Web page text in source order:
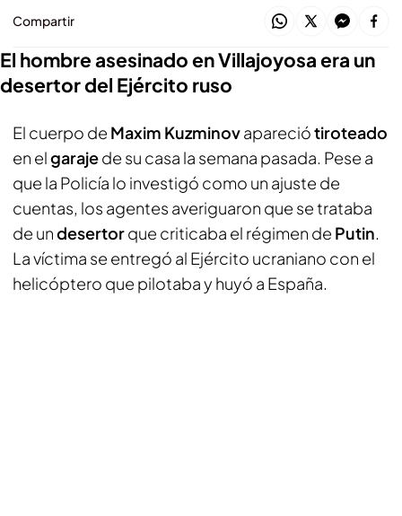
Compartir
El hombre asesinado en Villajoyosa era un
desertor del Ejército ruso
El cuerpo de Maxim Kuzminovapareciótiroteado
en elgarajede su casa la semana pasada. Pese a
que la Policía lo investigó como un ajuste de
cuentas, los agentes averiguaron que se trataba
de undesertorque criticaba el régimen de Putin.
La víctima se entregó al Ejército ucraniano con el
helicóptero que pilotaba y huyó a España.